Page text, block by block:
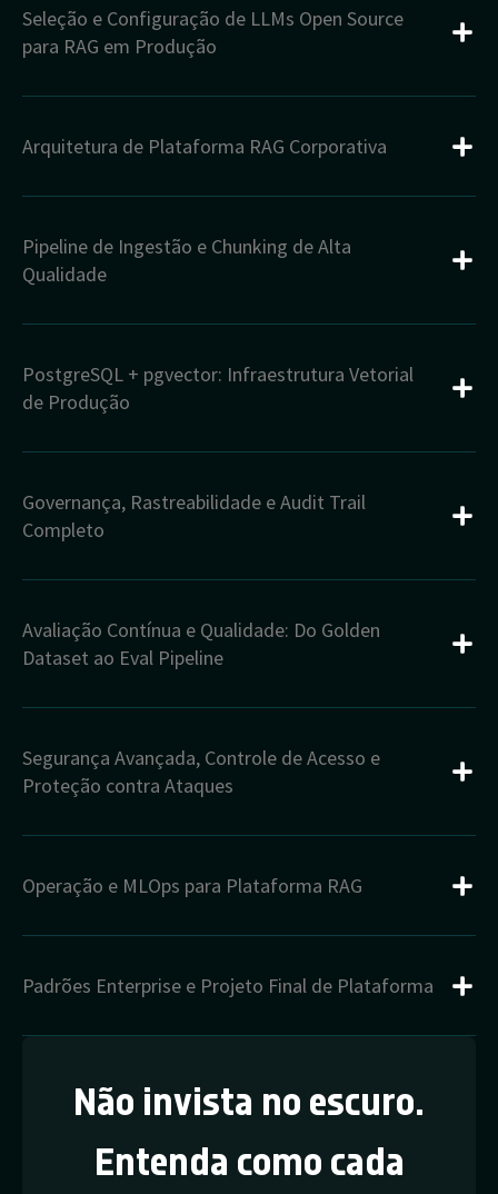
Seleção e Configuração de LLMs Open Source
para RAG em Produção
Arquitetura de Plataforma RAG Corporativa
Pipeline de Ingestão e Chunking de Alta
Qualidade
PostgreSQL + pgvector: Infraestrutura Vetorial
de Produção
Governança, Rastreabilidade e Audit Trail
Completo
Avaliação Contínua e Qualidade: Do Golden
Dataset ao Eval Pipeline
Segurança Avançada, Controle de Acesso e
Proteção contra Ataques
Operação e MLOps para Plataforma RAG
Padrões Enterprise e Projeto Final de Plataforma
Não invista no escuro.
Entenda como cada